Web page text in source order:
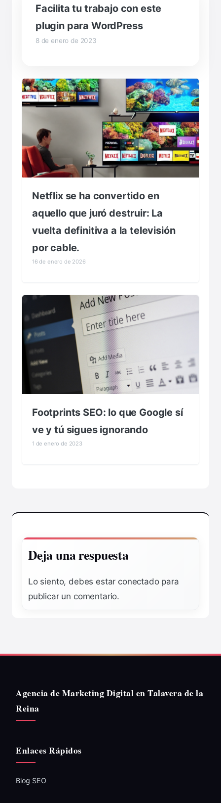
Facilita tu trabajo con este
plugin para WordPress
8 de enero de 2023
Netflix se ha convertido en
aquello que juró destruir: La
vuelta definitiva a la televisión
por cable.
16 de enero de 2026
Footprints SEO: lo que Google sí
ve y tú sigues ignorando
1 de enero de 2023
Deja una respuesta
Lo siento, debes estar conectadopara
publicar un comentario.
Agencia de Marketing Digital en Talavera de la
Reina
Enlaces Rápidos
Blog SEO